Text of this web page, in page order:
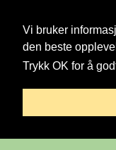
Vi bruker
den beste
Trykk OK for å